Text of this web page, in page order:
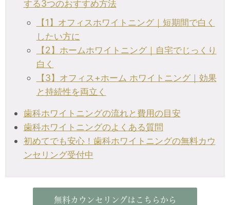
する3つのおすすめ方法
【1】オフィスホワイトニング｜短期間で白く
したい方に
【2】ホームホワイトニング｜自宅でじっくり
白く
【3】オフィス+ホーム ホワイトニング｜効果
と持続性を両立く
歯科ホワイトニングの流れと費用の目安
歯科ホワイトニングのよくある質問
初めてでも安心！歯科ホワイトニングの無料カウ
ンセリング受付中
無料カウンセリングはこちらから